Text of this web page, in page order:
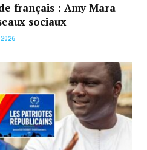
français : Amy Mara
sociaux
2026